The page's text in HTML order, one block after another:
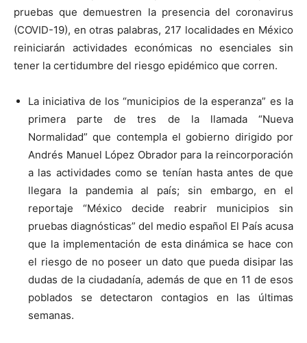
pruebas que demuestren la presencia del coronavirus
(COVID-19), en otras palabras, 217 localidades en México
reiniciarán actividades económicas no esenciales sin
tener la certidumbre del riesgo epidémico que corren.
La iniciativa de los “municipios de la esperanza” es la
primera parte de tres de la llamada “Nueva
Normalidad” que contempla el gobierno dirigido por
Andrés Manuel López Obrador para la reincorporación
a las actividades como se tenían hasta antes de que
llegara la pandemia al país; sin embargo, en el
reportaje “México decide reabrir municipios sin
pruebas diagnósticas” del medio español El País acusa
que la implementación de esta dinámica se hace con
el riesgo de no poseer un dato que pueda disipar las
dudas de la ciudadanía, además de que en 11 de esos
poblados se detectaron contagios en las últimas
semanas.